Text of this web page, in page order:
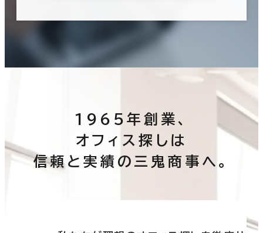
1965年創業、
オフィス探しは
信頼と実績の三鬼商事へ。